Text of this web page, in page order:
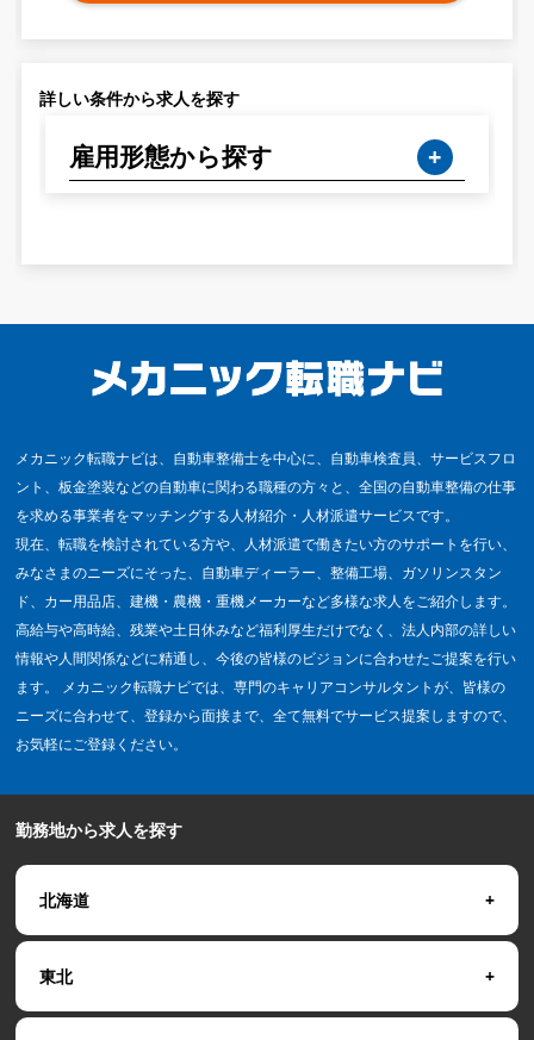
詳しい条件から求人を探す
雇用形態から探す
メカニック転職ナビは、自動車整備士を中心に、自動車検査員、サービスフロ
ント、板金塗装などの自動車に関わる職種の方々と、全国の自動車整備の仕事
を求める事業者をマッチングする人材紹介・人材派遣サービスです。
現在、転職を検討されている方や、人材派遣で働きたい方のサポートを行い、
みなさまのニーズにそった、自動車ディーラー、整備工場、ガソリンスタン
ド、カー用品店、建機・農機・重機メーカーなど多様な求人をご紹介します。
高給与や高時給、残業や土日休みなど福利厚生だけでなく、法人内部の詳しい
情報や人間関係などに精通し、今後の皆様のビジョンに合わせたご提案を行い
ます。 メカニック転職ナビでは、専門のキャリアコンサルタントが、皆様の
ニーズに合わせて、登録から面接まで、全て無料でサービス提案しますので、
お気軽にご登録ください。
勤務地から求人を探す
北海道
東北